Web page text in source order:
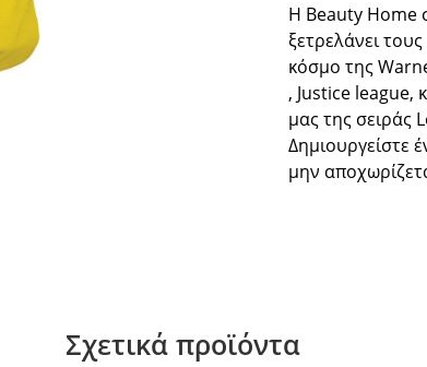
Η Beauty Home
ξετρελάνει
κόσμο της
, Justice league,
μας της σειράς
Δημιουργείστε
μην
Σχετικά προϊόντα